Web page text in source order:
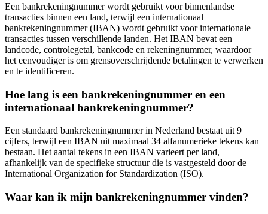
Een bankrekeningnummer wordt gebruikt voor binnenlandse
transacties binnen een land, terwijl een internationaal
bankrekeningnummer (IBAN) wordt gebruikt voor internationale
transacties tussen verschillende landen. Het IBAN bevat een
landcode, controlegetal, bankcode en rekeningnummer, waardoor
het eenvoudiger is om grensoverschrijdende betalingen te verwerken
en te identificeren.
Hoe lang is een bankrekeningnummer en een
internationaal bankrekeningnummer?
Een standaard bankrekeningnummer in Nederland bestaat uit 9
cijfers, terwijl een IBAN uit maximaal 34 alfanumerieke tekens kan
bestaan. Het aantal tekens in een IBAN varieert per land,
afhankelijk van de specifieke structuur die is vastgesteld door de
International Organization for Standardization (ISO).
Waar kan ik mijn bankrekeningnummer vinden?